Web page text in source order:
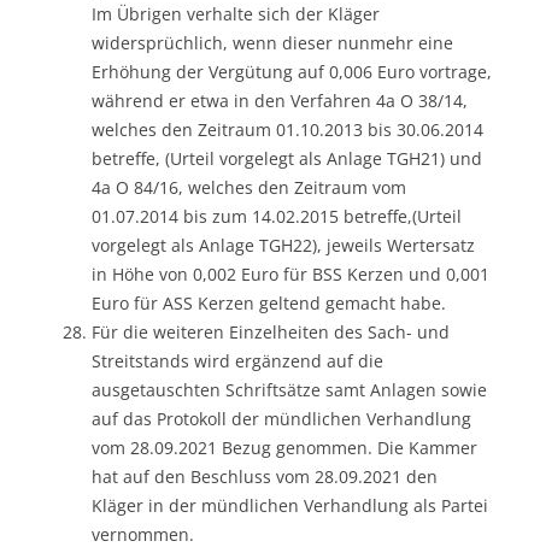
Im Übrigen verhalte sich der Kläger
widersprüchlich, wenn dieser nunmehr eine
Erhöhung der Vergütung auf 0,006 Euro vortrage,
während er etwa in den Verfahren 4a O 38/14,
welches den Zeitraum 01.10.2013 bis 30.06.2014
betreffe, (Urteil vorgelegt als Anlage TGH21) und
4a O 84/16, welches den Zeitraum vom
01.07.2014 bis zum 14.02.2015 betreffe,(Urteil
vorgelegt als Anlage TGH22), jeweils Wertersatz
in Höhe von 0,002 Euro für BSS Kerzen und 0,001
Euro für ASS Kerzen geltend gemacht habe.
Für die weiteren Einzelheiten des Sach- und
Streitstands wird ergänzend auf die
ausgetauschten Schriftsätze samt Anlagen sowie
auf das Protokoll der mündlichen Verhandlung
vom 28.09.2021 Bezug genommen. Die Kammer
hat auf den Beschluss vom 28.09.2021 den
Kläger in der mündlichen Verhandlung als Partei
vernommen.